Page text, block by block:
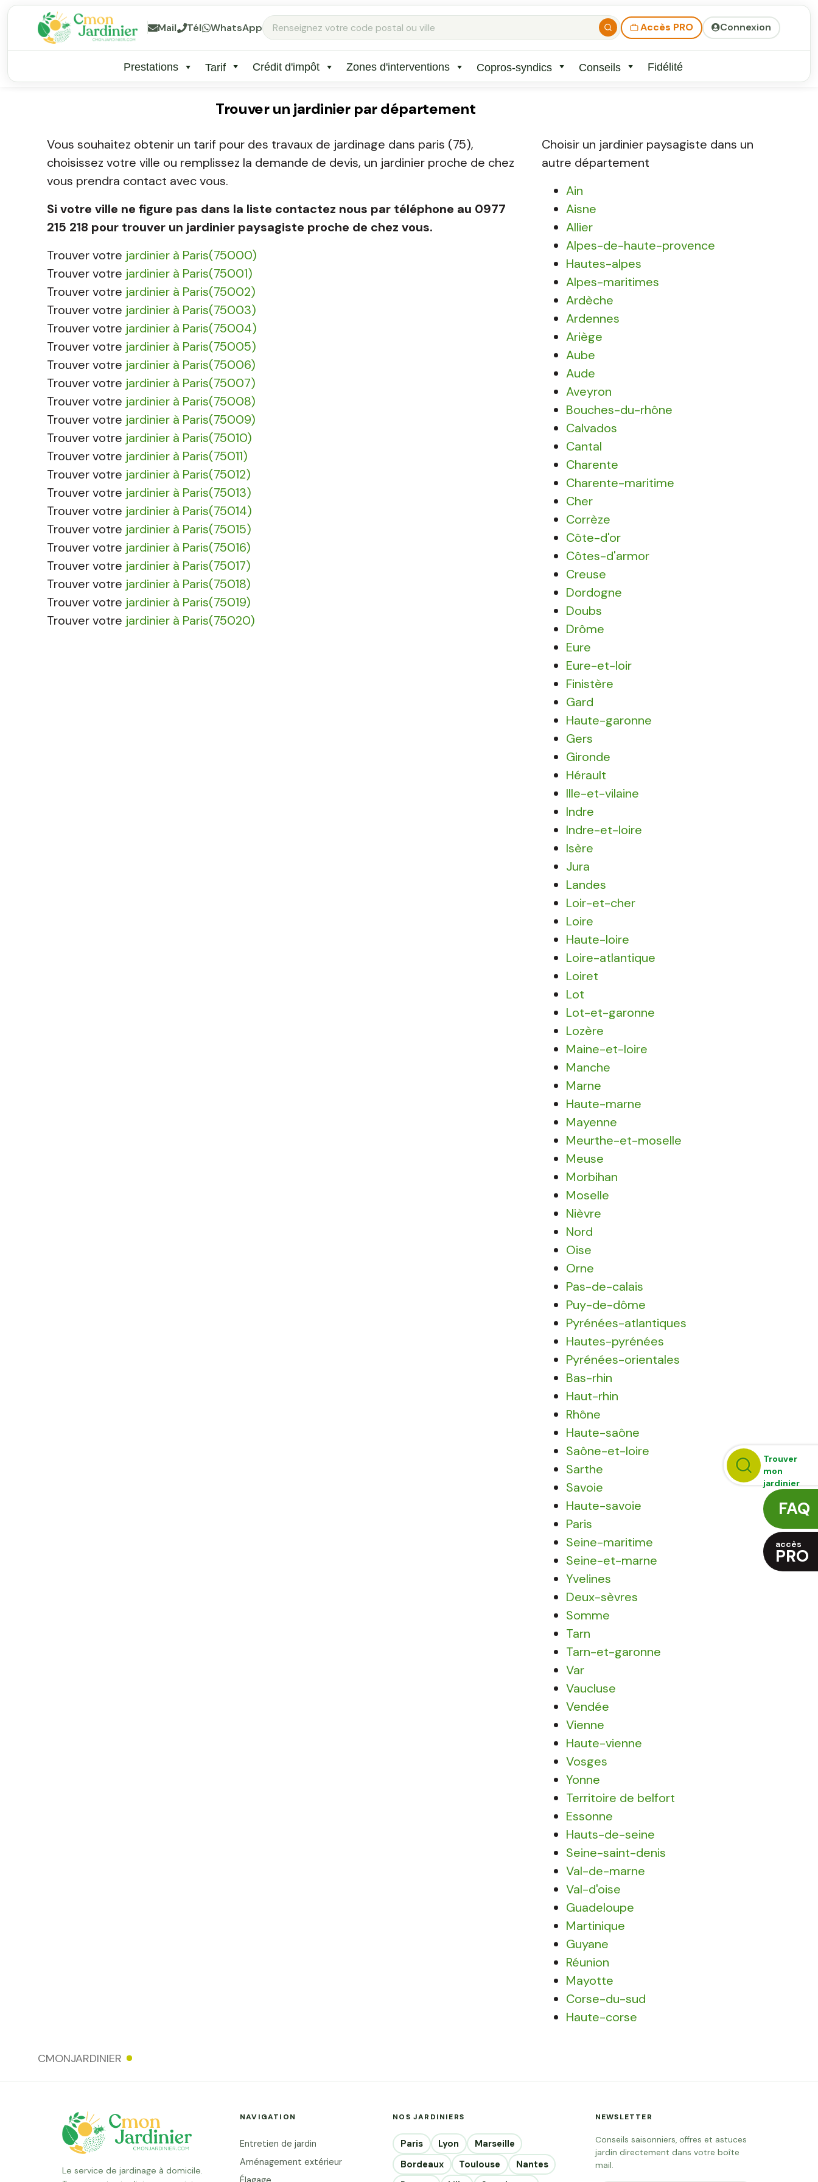
Mail Tél WhatsApp Accès PRO Connexion
Prestations Tarif Crédit d'impôt Zones d'interventions Copros-syndics Conseils Fidélité
Trouver
mon
jardinier
FAQ
accès
PRO
Trouver un jardinier par département
Vous souhaitez obtenir un tarif pour des travaux de jardinage dans paris (75),
choisissez votre ville ou remplissez la demande de devis, un jardinier proche de chez
vous prendra contact avec vous.
Si votre ville ne figure pas dans la liste contactez nous par téléphone au 0977
215 218 pour trouver un jardinier paysagiste proche de chez vous.
Trouver votre jardinier à Paris(75000)
Trouver votre jardinier à Paris(75001)
Trouver votre jardinier à Paris(75002)
Trouver votre jardinier à Paris(75003)
Trouver votre jardinier à Paris(75004)
Trouver votre jardinier à Paris(75005)
Trouver votre jardinier à Paris(75006)
Trouver votre jardinier à Paris(75007)
Trouver votre jardinier à Paris(75008)
Trouver votre jardinier à Paris(75009)
Trouver votre jardinier à Paris(75010)
Trouver votre jardinier à Paris(75011)
Trouver votre jardinier à Paris(75012)
Trouver votre jardinier à Paris(75013)
Trouver votre jardinier à Paris(75014)
Trouver votre jardinier à Paris(75015)
Trouver votre jardinier à Paris(75016)
Trouver votre jardinier à Paris(75017)
Trouver votre jardinier à Paris(75018)
Trouver votre jardinier à Paris(75019)
Trouver votre jardinier à Paris(75020)
Choisir un jardinier paysagiste dans un
autre département
Ain
Aisne
Allier
Alpes-de-haute-provence
Hautes-alpes
Alpes-maritimes
Ardèche
Ardennes
Ariège
Aube
Aude
Aveyron
Bouches-du-rhône
Calvados
Cantal
Charente
Charente-maritime
Cher
Corrèze
Côte-d'or
Côtes-d'armor
Creuse
Dordogne
Doubs
Drôme
Eure
Eure-et-loir
Finistère
Gard
Haute-garonne
Gers
Gironde
Hérault
Ille-et-vilaine
Indre
Indre-et-loire
Isère
Jura
Landes
Loir-et-cher
Loire
Haute-loire
Loire-atlantique
Loiret
Lot
Lot-et-garonne
Lozère
Maine-et-loire
Manche
Marne
Haute-marne
Mayenne
Meurthe-et-moselle
Meuse
Morbihan
Moselle
Nièvre
Nord
Oise
Orne
Pas-de-calais
Puy-de-dôme
Pyrénées-atlantiques
Hautes-pyrénées
Pyrénées-orientales
Bas-rhin
Haut-rhin
Rhône
Haute-saône
Saône-et-loire
Sarthe
Savoie
Haute-savoie
Paris
Seine-maritime
Seine-et-marne
Yvelines
Deux-sèvres
Somme
Tarn
Tarn-et-garonne
Var
Vaucluse
Vendée
Vienne
Haute-vienne
Vosges
Yonne
Territoire de belfort
Essonne
Hauts-de-seine
Seine-saint-denis
Val-de-marne
Val-d'oise
Guadeloupe
Martinique
Guyane
Réunion
Mayotte
Corse-du-sud
Haute-corse
CMONJARDINIER
Le service de jardinage à domicile.
NAVIGATION
Entretien de jardin
Aménagement extérieur
NOS JARDINIERS
Paris Lyon
Marseille
Bordeaux
Toulouse
Nantes
NEWSLETTER
Conseils saisonniers, offres et astuces
jardin directement dans votre boîte
mail.